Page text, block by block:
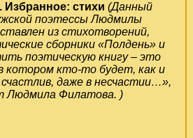
Избранное: стихи (Данный
поэтессы Людмилы
из стихотворений,
сборники «Полдень» и
поэтическую книгу – это
котором кто-то будет, как и
даже в несчастии…»,
Людмила Филатова. )